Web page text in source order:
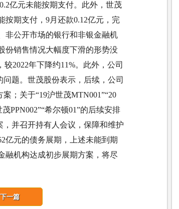
亿元未能按期支付。此外，世茂
按期支付，9月还款0.12亿元，完
非公开市场的银行和非银金融机
份销售情况大幅度下滑的形势没
2022年下降约11%。此外，公司
题。世茂股份表示，后续，公司
；关于“19沪世茂MTN001”“20
PPN002”“希尔顿01”的后续安排
并召开持有人会议，保障和维护
亿元的债务展期，上述未能到期
融机构达成初步展期方案，将尽
下一篇